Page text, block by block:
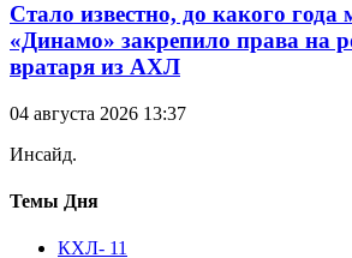
Стало известно, до какого года
«Динамо» закрепило права на
вратаря из АХЛ
04 августа 2026 13:37
Инсайд.
Темы Дня
КХЛ- 11